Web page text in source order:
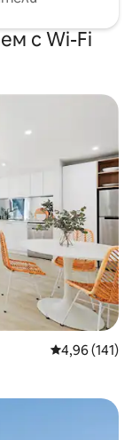
с Wi-Fi
Средна
4,96 (141)